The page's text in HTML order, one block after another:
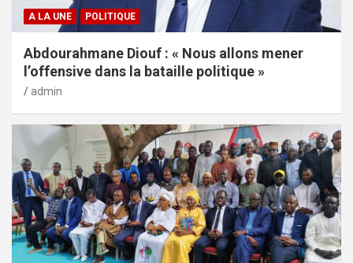
A LA UNE POLITIQUE
Abdourahmane Diouf : « Nous allons mener
l’offensive dans la bataille politique »
admin